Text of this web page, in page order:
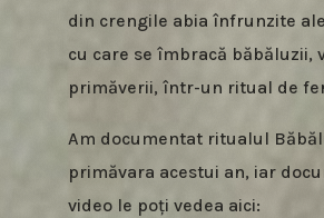
din crengile abia înfrunzite
cu care se îmbracă băbăluzii,
primăverii, într-un ritual de
Am documentat ritualul
primăvara acestui an, iar
video le poți vedea aici: